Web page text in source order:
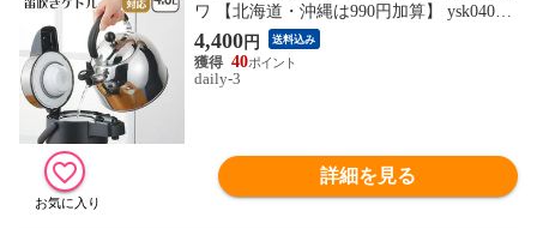
ワ 【北海道・沖縄は990円加算】 ysk0403-2
41
4,400円 送料込み
40
daily-3
詳細を見る